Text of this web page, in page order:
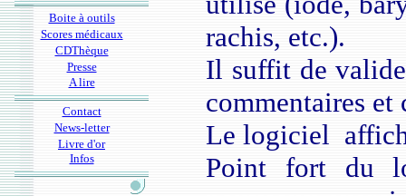
Boite à outils
Scores médicaux
CDThèque
Presse
A lire
Contact
News-letter
Livre d'or
Infos
rachis, etc.).
Il suffit de
commentaires et
Le logiciel
Point fort du